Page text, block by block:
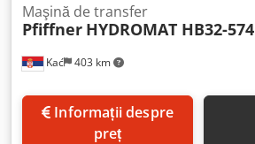
Kać 403 km
Maşină de transfer
Pfiffner HYDROMAT HB32-574
preț